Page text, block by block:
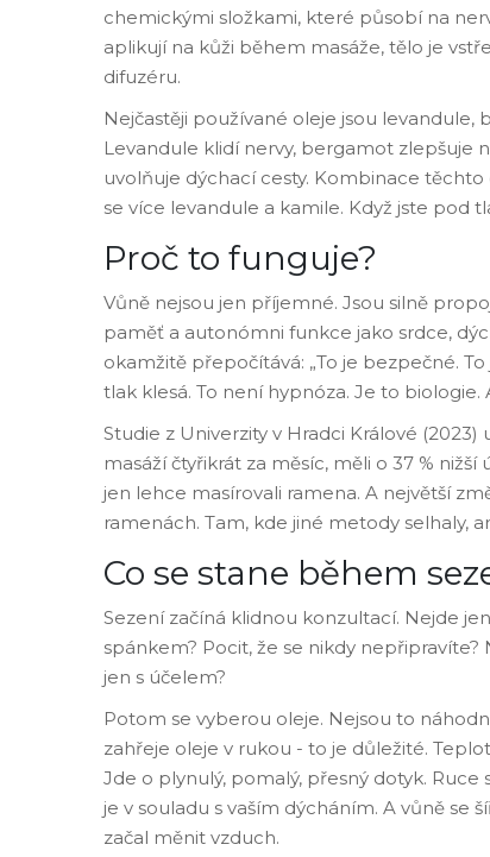
chemickými složkami, které působí na
aplikují na kůži během masáže, tělo je
difuzéru.
Nejčastěji používané oleje jsou levandule,
Levandule klidí nervy, bergamot zlepšuje
uvolňuje dýchací cesty. Kombinace
se více levandule a kamile. Když jste pod
Proč to funguje?
Vůně nejsou jen příjemné. Jsou silně
paměť a autonómni funkce jako srdce,
okamžitě přepočítává: „To je bezpečné.
tlak klesá. To není hypnóza. Je to
Studie z Univerzity v Hradci Králové
masáží čtyřikrát za měsíc, měli o 37 %
jen lehce masírovali ramena. A největší
ramenách. Tam, kde jiné metody selhaly,
Co se stane během
Sezení začíná klidnou konzultací. Nejde
spánkem? Pocit, že se nikdy
jen s účelem?
Potom se vyberou oleje. Nejsou to
zahřeje oleje v rukou - to je důležité.
Jde o plynulý, pomalý, přesný dotyk.
je v souladu s vaším dýcháním. A vůně se
začal měnit vzduch.